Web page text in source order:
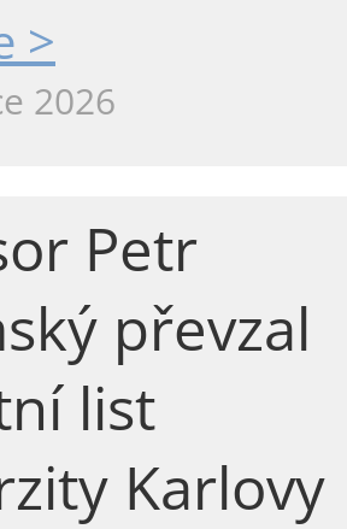
>
2026
Petr
převzal
list
Karlovy